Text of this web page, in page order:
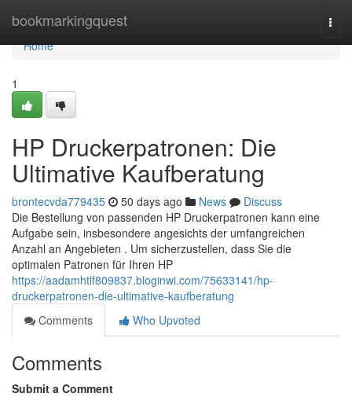
bookmarkingquest
Home
Home
1
HP Druckerpatronen: Die
Ultimative Kaufberatung
brontecvda779435 50 days ago News
Discuss
Die Bestellung von passenden HP Druckerpatronen kann eine
Aufgabe sein, insbesondere angesichts der umfangreichen
Anzahl an Angebieten . Um sicherzustellen, dass Sie die
optimalen Patronen für Ihren HP
https://aadamhtlf809837.bloginwi.com/75633141/hp-
druckerpatronen-die-ultimative-kaufberatung
Comments
Who Upvoted
Comments
Submit a Comment